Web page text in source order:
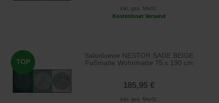
inkl. ges. MwSt.
Kostenloser Versand
TOP
Salonloewe NESTOR SAGE BEIGE
Fußmatte Wohnmatte 75 x 190 cm
185,95 €
inkl. ges. MwSt.